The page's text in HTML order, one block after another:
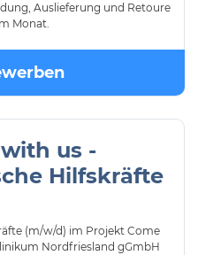
Auslieferung und Retoure
Monat.
us -
Hilfskräfte
(m/w/d) im Projekt Come
Nordfriesland gGmbH